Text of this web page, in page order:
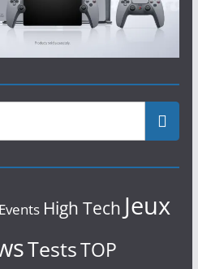
Events High Tech Jeux
TestsTOP